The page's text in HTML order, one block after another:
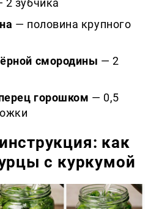
2 зубчика
— половина крупного
смородины — 2
горошком — 0,5
как
с куркумой